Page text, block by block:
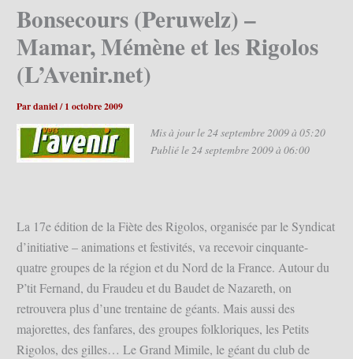
Bonsecours (Peruwelz) –
Mamar, Mémène et les Rigolos
(L’Avenir.net)
Pardaniel/1 octobre 2009
Mis à jour le 24 septembre 2009 à 05:20
Publié le 24 septembre 2009 à 06:00
La 17e édition de la Fiète des Rigolos, organisée par le Syndicat
d’initiative – animations et festivités, va recevoir cinquante-
quatre groupes de la région et du Nord de la France. Autour du
P’tit Fernand, du Fraudeu et du Baudet de Nazareth, on
retrouvera plus d’une trentaine de géants. Mais aussi des
majorettes, des fanfares, des groupes folkloriques, les Petits
Rigolos, des gilles… Le Grand Mimile, le géant du club de